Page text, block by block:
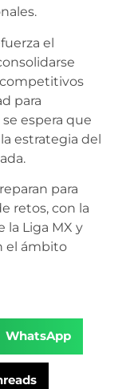
el
para
espera que
estrategia del
para
retos, con la
la Liga MX y
el ámbito
WhatsApp